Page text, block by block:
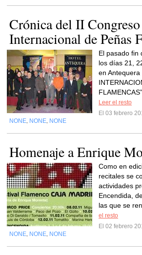
Crónica del II Congreso
Internacional de Peñas
El pasado fin
los días 21,
en Antequera
Leer el resto
El 03 febrero
NONE NONE NONE
Homenaje a Enrique
Como en
recitales se
actividades
Encendida,
las que se
el resto
El 02 febrero
NONE NONE NONE